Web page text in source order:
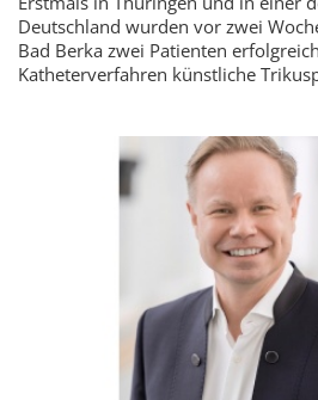
Deutschland wurden vor zwei
Bad Berka zwei Patienten
Katheterverfahren künstliche